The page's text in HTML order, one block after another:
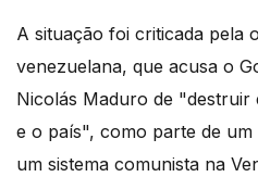
A situação foi criticada pela
venezuelana, que acusa o
Nicolás Maduro de "destruir
e o país", como parte de
um sistema comunista na